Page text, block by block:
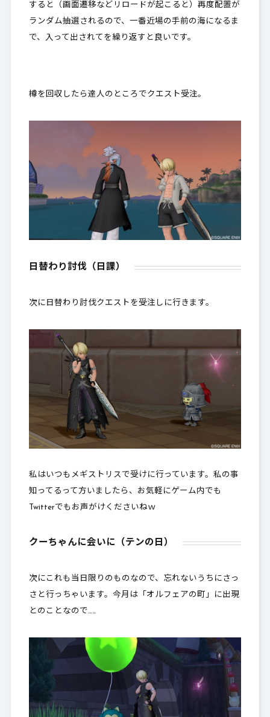
すると（画面遷移などリロードが起こると） 再度配置が
ランダム抽選される ので、一番近場の手前の海になるま
で、 入って出されて を繰り返すと良いです。
樽を回収したら達人のところでクエスト受注。
日替わり討伐（日課）
次に日替わり討伐クエストを受注しに行きます。
私はいつもメギストリスで受けに行っています。私の事
知ってるって方いましたら、お気軽にゲーム内でも
Twitterでもお声がけくださいねｗ
クーちゃんに会いに（テンの日）
次にこれも当日限りのものなので、忘れないうちにさっ
さと行っちゃいます。今月は「オルフェアの町」に出現
とのことなので……